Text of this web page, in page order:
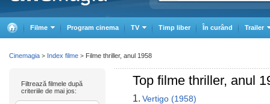
Filme Program cinema TV Timp liber În curând Trailer
Top filme thriller, anul
1. Vertigo (1958)
Filtrează filmele după
criteriile de mai jos:
Cinemagia > Index filme > Filme thriller, anul 1958